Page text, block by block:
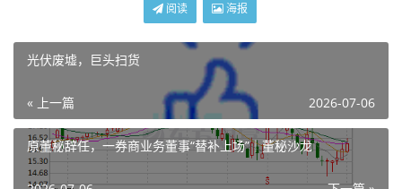
阅读 海报
光伏废墟，巨头扫货
« 上一篇 2026-07-06
原董秘辞任，一券商业务董事“替补上场”｜董秘沙龙